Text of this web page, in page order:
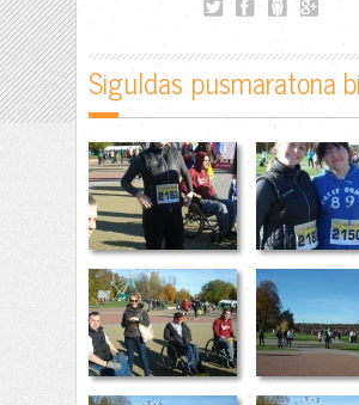
Siguldas pusmaratona